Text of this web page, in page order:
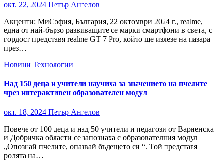
окт. 22, 2024 Петър Ангелов
Акценти: МиСофия, България, 22 октомври 2024 г., realme,
една от най-бързо развиващите се марки смартфони в света, с
гордост представя realme GT 7 Pro, който ще излезе на пазара
през…
Новини Технологии
Над 150 деца и учители научиха за значението на пчелите
чрез интерактивен образователен модул
окт. 18, 2024 Петър Ангелов
Повече от 100 деца и над 50 учители и педагози от Варненска
и Добричка области се запознаха с образователния модул
„Опознай пчелите, опазвай бъдещето си “. Той представя
ролята на…